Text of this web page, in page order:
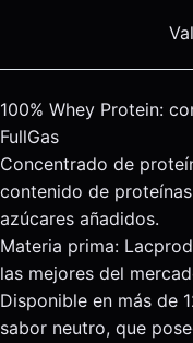
100% Whey Protein:
FullGas
Concentrado de
contenido de
azúcares añadidos.
Materia prima:
las mejores del
Disponible en más de
sabor neutro, que